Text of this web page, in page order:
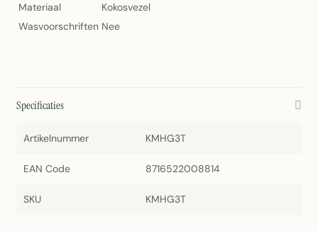
Materiaal
Kokosvezel
Wasvoorschriften Nee
Specificaties
Artikelnummer KMHG3T
EAN Code 8716522008814
SKU KMHG3T